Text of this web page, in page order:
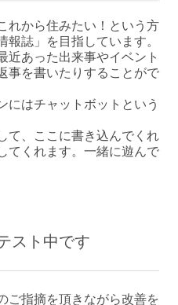
れから住みたい！という方
誌」を目指しています。
近あった出来事やイベント
事を書いたりすることがで
にはチャットボットという
て、ここに書き込んでくれ
てくれます。一緒に遊んで
スト中です
ご指摘を頂きながら改善を